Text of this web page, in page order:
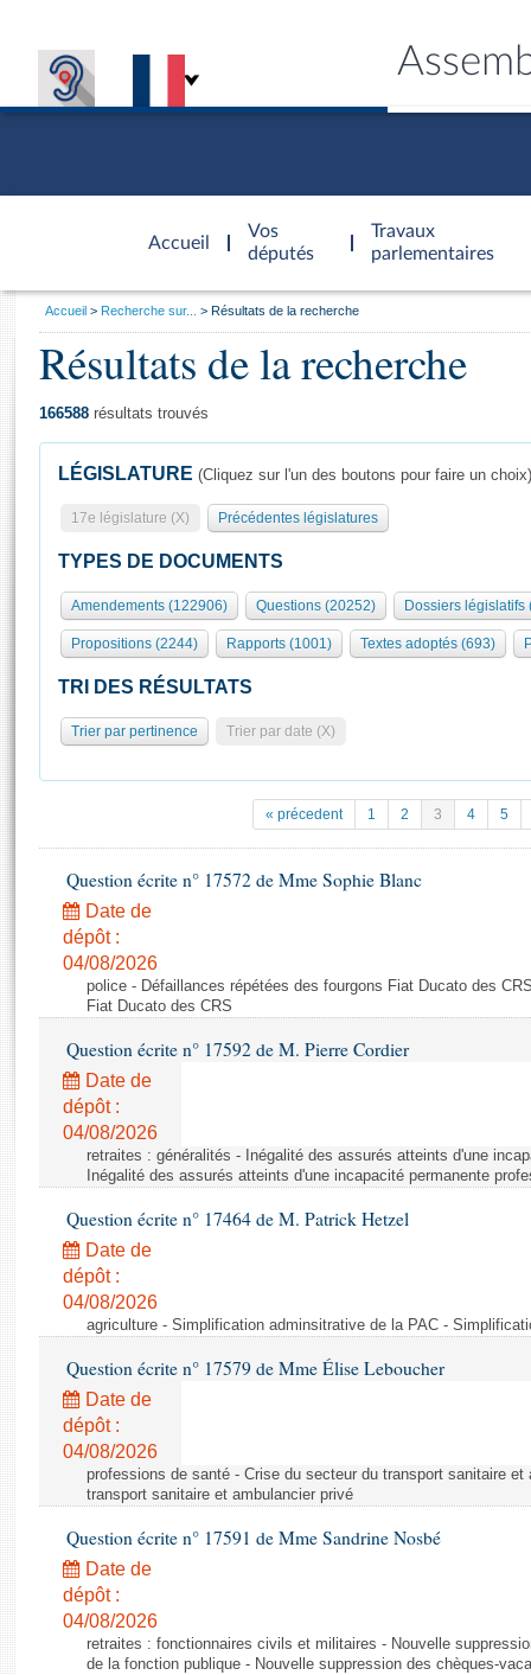
Accueil
d'accueil
Vos
députés
Travaux
parlementaires
Présidence
577 députés
Groupes politiques
Séance publique
Commissions et autres organes
Europe et International
Pétitions
Projets de loi
Propositions de loi
Amendements
Textes adoptés
Rapports législatifs
Rapports sur l'application des lois
Baromètre de l’application des lois
Dossiers législatifs
Budget et sécurité sociale
Questions écrites et orales
Comptes rendus des débats
Général
Rôle et pouvoirs de l'Assemblée
Organisation de l'Assemblée
Présidence Conférence des Présidents Bureau Collège des
Statistiques et chiffres clés
Documents de référence
( Constitution | Règlement de l'Assemblée ... )
Histoire
Juniors
Anciennes législatures
Visiter l'Assemblée
Visite virtuelle du palais Bourbon
Assister à une séance
Contacts et plan d'accès
Photos libres de droit
Vous
Accueil Recherche sur... Résultats de la recherche
Résultats de la recherche
166588 résultats trouvés
LÉGISLATURE (Cliquez sur l'un des boutons pour faire un choix)
17e législature (X) Précédentes législatures
TYPES DE DOCUMENTS
Amendements (122906) Questions (20252) Dossiers législatifs
Propositions (2244) Rapports (1001) Textes adoptés (693)
TRI DES RÉSULTATS
Trier par pertinence Trier par date (X)
« précedent 1 2 3 4 5
Question écrite n° 17572 de Mme Sophie Blanc
Date de
dépôt :
04/08/2026
police - Défaillances répétées des fourgons Fiat Ducato des
Fiat Ducato des CRS
Question écrite n° 17592 de M. Pierre Cordier
Date de
dépôt :
04/08/2026
retraites : généralités - Inégalité des assurés atteints d'une
Inégalité des assurés atteints d'une incapacité permanente
Question écrite n° 17464 de M. Patrick Hetzel
Date de
dépôt :
04/08/2026
agriculture - Simplification adminsitrative de la PAC -
Question écrite n° 17579 de Mme Élise Leboucher
Date de
dépôt :
04/08/2026
professions de santé - Crise du secteur du transport sanitaire
transport sanitaire et ambulancier privé
Question écrite n° 17591 de Mme Sandrine Nosbé
Date de
dépôt :
04/08/2026
retraites : fonctionnaires civils et militaires - Nouvelle
de la fonction publique - Nouvelle suppression des chèques-